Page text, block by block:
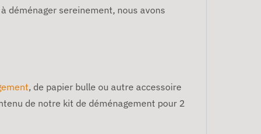
déménager sereinement, nous avons
, de papier bulle ou autre accessoire
de notre kit de déménagement pour 2